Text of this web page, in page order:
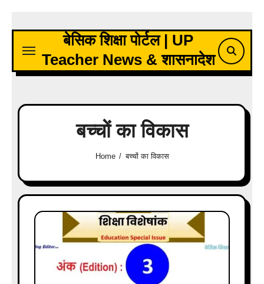
content
बेसिक शिक्षा पोर्टल | UP
Teacher News & शासनादेश
बच्चों का विकास
Home बच्चों का विकास